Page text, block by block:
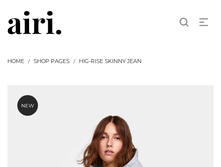
HOME / SHOP PAGES / HIG-RISE SKINNY JEAN
NEW